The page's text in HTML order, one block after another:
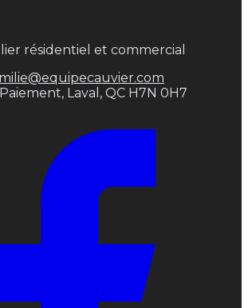
résidentiel et commercial
Laval, QC H7N 0H7